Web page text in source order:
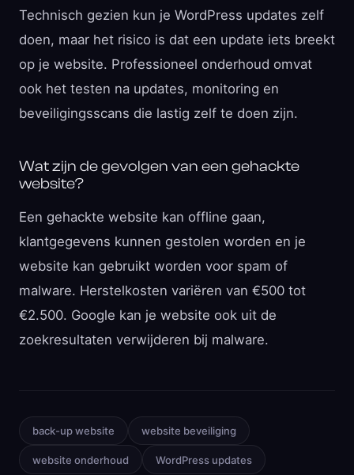
Technisch gezien kun je WordPress updates zelf
doen, maar het risico is dat een update iets breekt
op je website. Professioneel onderhoud omvat
ook het testen na updates, monitoring en
beveiligingsscans die lastig zelf te doen zijn.
Wat zijn de gevolgen van een gehackte
website?
Een gehackte website kan offline gaan,
klantgegevens kunnen gestolen worden en je
website kan gebruikt worden voor spam of
malware. Herstelkosten variëren van €500 tot
€2.500. Google kan je website ook uit de
zoekresultaten verwijderen bij malware.
back-up website website beveiliging
website onderhoud WordPress updates